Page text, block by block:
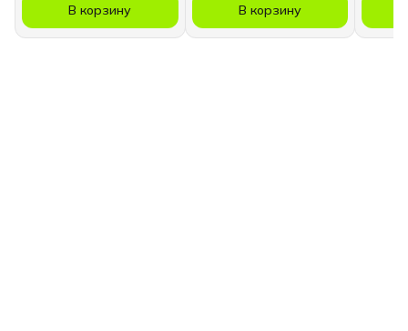
В корзину
В корзину